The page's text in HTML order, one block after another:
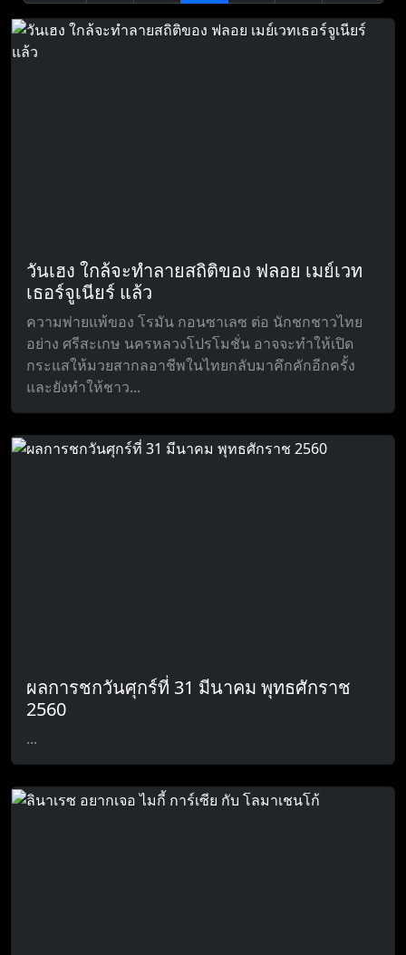
วันเฮง ใกล้จะทำลายสถิติของ ฟลอย เมย์เวท
เธอร์จูเนียร์ แล้ว
ความพ่ายแพ้ของ โรมัน กอนซาเลซ ต่อ นักชกชาวไทย
อย่าง ศรีสะเกษ นครหลวงโปรโมชั่น อาจจะทำให้เปิด
กระแสให้มวยสากลอาชีพในไทยกลับมาคึกคักอีกครั้ง
และยังทำให้ชาว...
ผลการชกวันศุกร์ที่ 31 มีนาคม พุทธศักราช
2560
...